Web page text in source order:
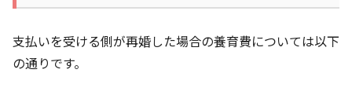
支払いを受ける側が再婚した場合の養育費については以下
の通りです。